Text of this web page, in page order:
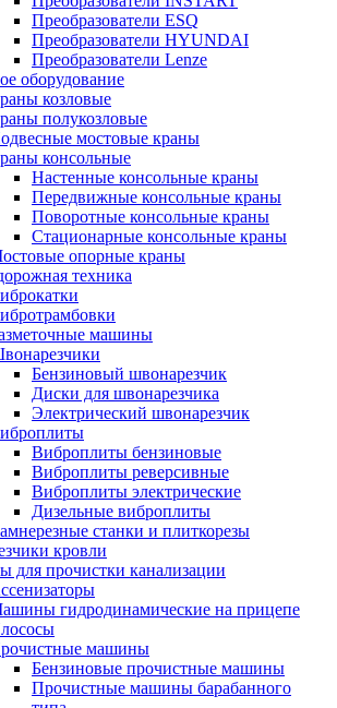
Преобразователи ESQ
Преобразователи HYUNDAI
Преобразователи Lenze
оборудование
козловые
полукозловые
мостовые краны
консольные
Настенные консольные краны
Передвижные консольные краны
Поворотные консольные краны
Стационарные консольные краны
опорные краны
техника
машины
Бензиновый швонарезчик
Диски для швонарезчика
Электрический швонарезчик
Виброплиты бензиновые
Виброплиты реверсивные
Виброплиты электрические
Дизельные виброплиты
станки и плиткорезы
кровли
для прочистки канализации
гидродинамические на прицепе
машины
Бензиновые прочистные машины
Прочистные машины барабанного